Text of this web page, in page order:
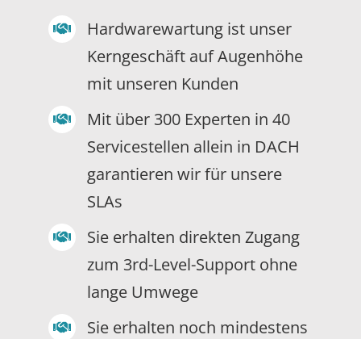
Hardwarewartung ist unser
Kerngeschäft auf Augenhöhe
mit unseren Kunden
Mit über 300 Experten in 40
Servicestellen allein in DACH
garantieren wir für unsere
SLAs
Sie erhalten direkten Zugang
zum 3rd-Level-Support ohne
lange Umwege
Sie erhalten noch mindestens